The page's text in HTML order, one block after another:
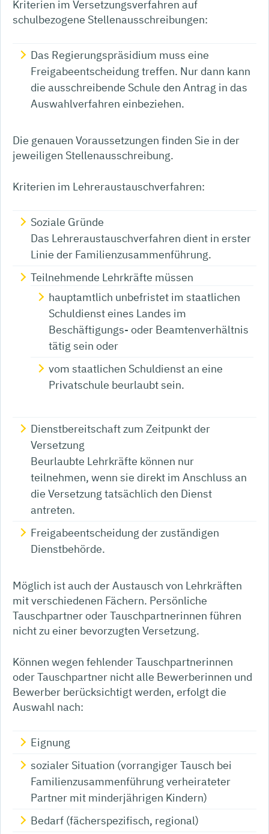
Kriterien im Versetzungsverfahren auf
schulbezogene Stellenausschreibungen:
Das Regierungspräsidium muss eine
Freigabeentscheidung treffen. Nur dann kann
die ausschreibende Schule den Antrag in das
Auswahlverfahren einbeziehen.
Die genauen Voraussetzungen finden Sie in der
jeweiligen Stellenausschreibung.
Kriterien im Lehreraustauschverfahren:
Soziale Gründe
Das Lehreraustauschverfahren dient in erster
Linie der Familienzusammenführung.
Teilnehmende Lehrkräfte müssen
hauptamtlich unbefristet im staatlichen
Schuldienst eines Landes im
Beschäftigungs- oder Beamtenverhältnis
tätig sein oder
vom staatlichen Schuldienst an eine
Privatschule beurlaubt sein.
Dienstbereitschaft zum Zeitpunkt der
Versetzung
Beurlaubte Lehrkräfte können nur
teilnehmen, wenn sie direkt im Anschluss an
die Versetzung tatsächlich den Dienst
antreten.
Freigabeentscheidung der zuständigen
Dienstbehörde.
Möglich ist auch der Austausch von Lehrkräften
mit verschiedenen Fächern. Persönliche
Tauschpartner oder Tauschpartnerinnen führen
nicht zu einer bevorzugten Versetzung.
Können wegen fehlender Tauschpartnerinnen
oder Tauschpartner nicht alle Bewerberinnen und
Bewerber berücksichtigt werden, erfolgt die
Auswahl nach:
Eignung
sozialer Situation (vorrangiger Tausch bei
Familienzusammenführung verheirateter
Partner mit minderjährigen Kindern)
Bedarf (fächerspezifisch, regional)